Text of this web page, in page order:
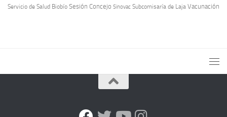
Servicio de Salud Biobío Sesión Concejo Sinovac Subcomisaría de Laja Vacunación